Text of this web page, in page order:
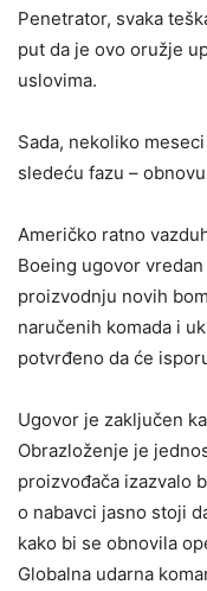
Penetrator, svaka
put da je ovo oružje
uslovima.
Sada, nekoliko
sledeću fazu –
Američko ratno
Boeing ugovor
proizvodnju novih
naručenih komada i
potvrđeno da će
Ugovor je zaključen
Obrazloženje je
proizvođača izazvalo
o nabavci jasno stoji
kako bi se obnovila
Globalna udarna